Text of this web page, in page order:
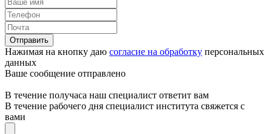
Отправить
Нажимая на кнопку даю согласие на обработку персональных
данных
Ваше сообщение отправлено
В течение получаса наш специалист ответит вам
В течение рабочего дня специалист института свяжется с
вами